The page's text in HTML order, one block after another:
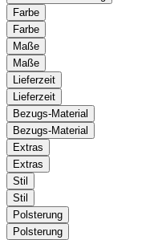
Farbe
Farbe
Maße
Maße
Lieferzeit
Lieferzeit
Bezugs-Material
Bezugs-Material
Extras
Extras
Stil
Stil
Polsterung
Polsterung